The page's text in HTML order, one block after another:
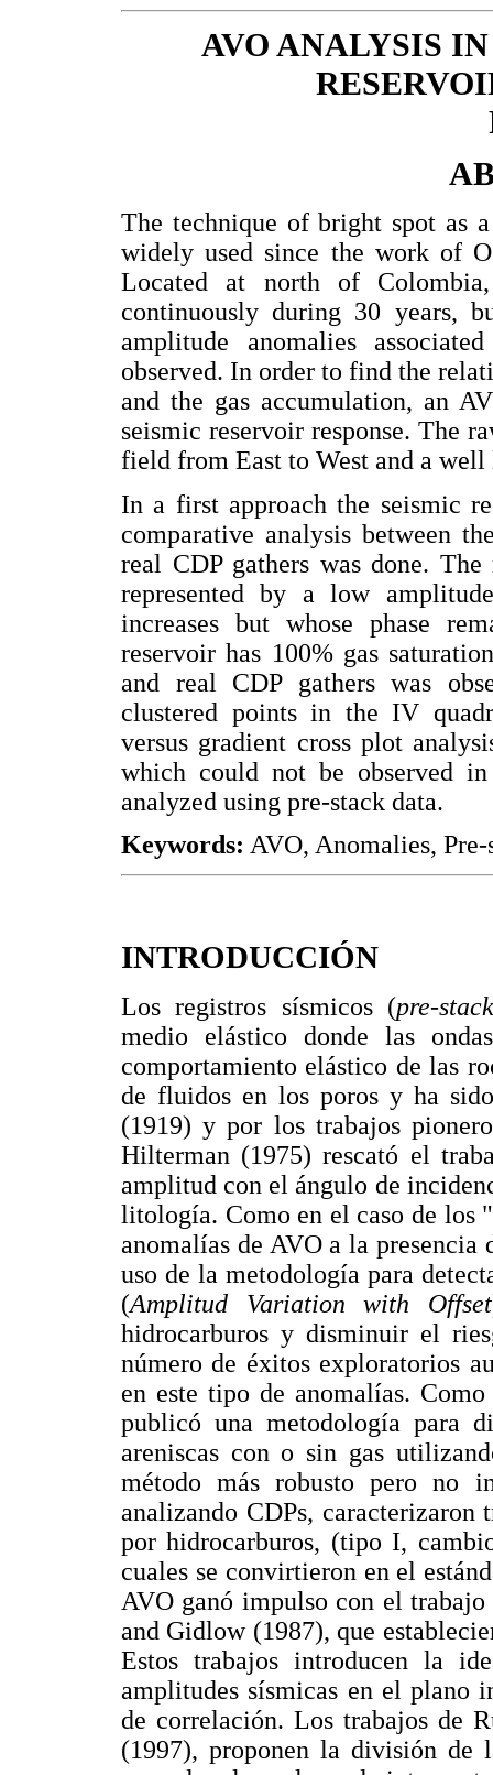
AVO ANALYSIS
The technique of bright spot as
widely used since the work of
Located at north of
continuously during 30 years,
amplitude anomalies
observed. In order to find the
and the gas accumulation, an
seismic reservoir response. The
field from East to West and a well
In a first approach the seismic
comparative analysis between
real CDP gathers was done.
represented by a low
increases but whose phase
reservoir has 100% gas
and real CDP gathers was
clustered points in the IV
versus gradient cross plot
which could not be observed
analyzed using pre-stack data.
Keywords: AVO, Anomalies,
INTRODUCCIÓN
Los registros sísmicos (pre-
medio elástico donde las
comportamiento elástico de las
de fluidos en los poros y ha
(1919) y por los trabajos
Hilterman (1975) rescató el
amplitud con el ángulo de
litología. Como en el caso de los "
anomalías de AVO a la
uso de la metodología para
(Amplitud Variation with Offset
hidrocarburos y disminuir el
número de éxitos exploratorios
en este tipo de anomalías.
publicó una metodología para
areniscas con o sin gas
método más robusto pero no
analizando CDPs, caracterizaron
por hidrocarburos, (tipo I,
cuales se convirtieron en el
AVO ganó impulso con el
and Gidlow (1987), que
Estos trabajos introducen la
amplitudes sísmicas en el plano
de correlación. Los trabajos de
(1997), proponen la división de